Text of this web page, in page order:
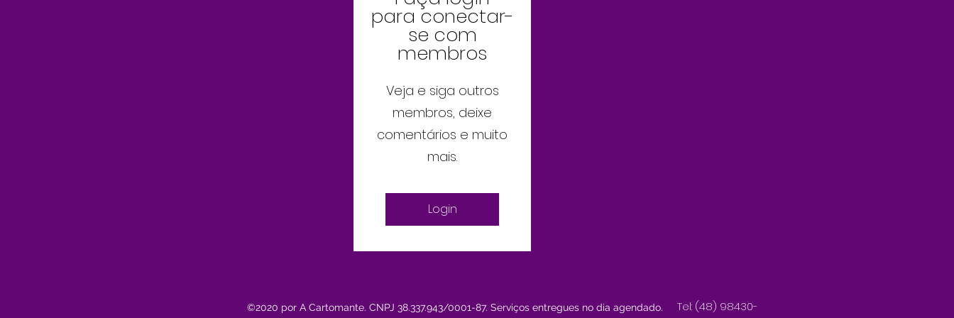
para conectar-
se com
membros
Veja e siga outros
membros, deixe
comentários e muito
mais.
Login
©2020 por A Cartomante. CNPJ 38.337.943/0001-87. Serviços entregues no dia agendado.
Tel: (48) 98430-